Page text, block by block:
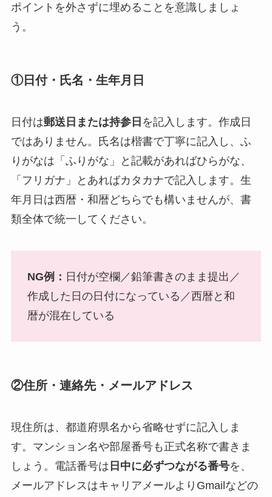
ポイントを外さずに埋めることを意識しましょ
う。
①日付・氏名・生年月日
日付は郵送日または持参日 を記入します。作成日
ではありません。氏名は楷書で丁寧に記入し、ふ
りがなは「ふりがな」と記載があればひらがな、
「フリガナ」とあればカタカナで記入します。生
年月日は西暦・和暦どちらでも構いませんが、書
類全体で統一してください。
NG例： 日付が空欄／鉛筆書きのまま提出／
作成した日の日付になっている／西暦と和
暦が混在している
②住所・連絡先・メールアドレス
現住所は、都道府県名から省略せずに記入しま
す。マンション名や部屋番号も正式名称で書きま
しょう。電話番号は 日中に必ずつながる番号を、
メールアドレスはキャリアメールよりGmailなどの